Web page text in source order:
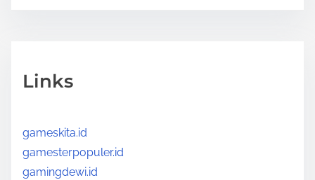
Links
gameskita.id
gamesterpopuler.id
gamingdewi.id